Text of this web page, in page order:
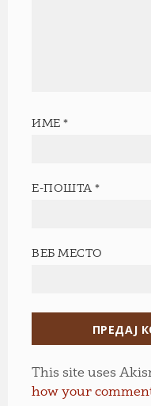
ИМЕ*
Е-ПОШТА*
ВЕБ МЕСТО
This site uses
how your